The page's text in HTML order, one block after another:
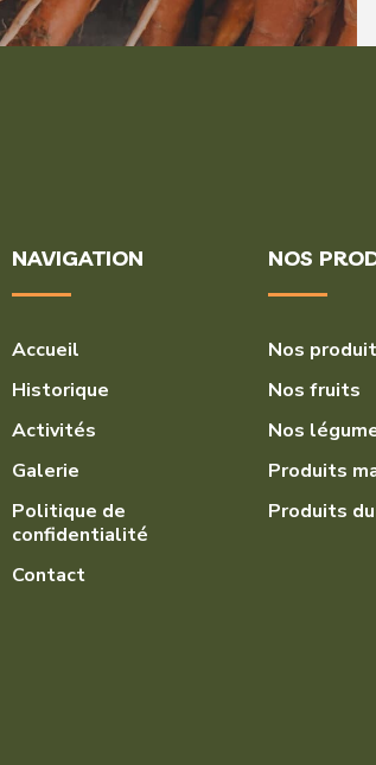
NAVIGATION
Accueil
Historique
Activités
Galerie
Politique de
confidentialité
Contact
NOS
Nos
Nos fruits
Nos
Produits
Produits